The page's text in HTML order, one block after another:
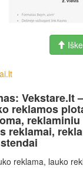
Vekstare.lt
reklamos
reklamai,
reklama, lauko